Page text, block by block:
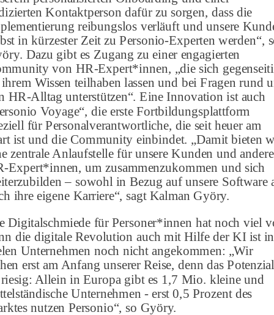
Kontaktperson dafür zu sorgen, dass die
reibungslos verläuft und unsere
in kürzester Zeit zu Personio-Experten werden“,
Dazu gibt es Zugang zu einer engagierten
von HR-Expert*innen, „die sich
Wissen teilhaben lassen und bei Fragen rund
HR-Alltag unterstützen“. Eine Innovation ist auch
Voyage“, die erste Fortbildungsplattform
für Personalverantwortliche, die seit heuer am
ist und die Community einbindet. „Damit bieten
zentrale Anlaufstelle für unsere Kunden und andere
Expert*innen, um zusammenzukommen und sich
– sowohl in Bezug auf unsere Software
ihre eigene Karriere“, sagt Kalman Györy.
Digitalschmiede für Personer*innen hat noch viel
die digitale Revolution auch mit Hilfe der KI ist in
Unternehmen noch nicht angekommen: „Wir
erst am Anfang unserer Reise, denn das Potenzial
Allein in Europa gibt es 1,7 Mio. kleine und
Unternehmen - erst 0,5 Prozent des
nutzen Personio“, so Györy.